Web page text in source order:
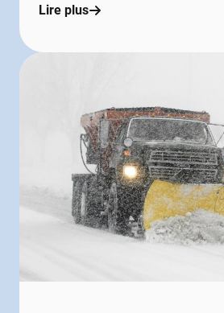
Lire plus